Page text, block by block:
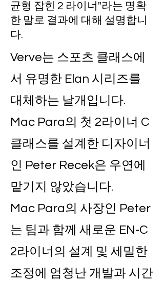
균형 잡힌 2 라이너"라는 명확
한 말로 결과에 대해 설명합니
다.
Verve는 스포츠 클래스에
서 유명한 Elan 시리즈를
대체하는 날개입니다.
Mac Para의 첫 2라이너 C
클래스를 설계한 디자이너
인 Peter Recek은 우연에
맡기지 않았습니다.
Mac Para의 사장인 Peter
는 팀과 함께 새로운 EN-C
2라이너의 설계 및 세밀한
조정에 엄청난 개발과 시간